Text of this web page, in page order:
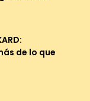
de lo que